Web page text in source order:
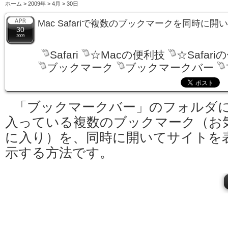
ホーム > 2009年 > 4月 > 30日
30
2009
Mac Safariで複数のブックマークを同時に開
Safari ☆Macの便利技
☆Safariの
ブックマーク
ブックマークバー
「ブックマークバー」のフォルダ
入っている複数のブックマーク（お
に入り）を、同時に開いてサイトを
示する方法です。